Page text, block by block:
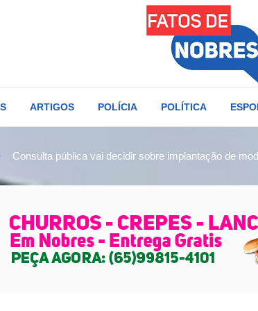
ARTIGOS POLÍCIA POLÍTICA
Consulta pública vai decidir sobre implantação de